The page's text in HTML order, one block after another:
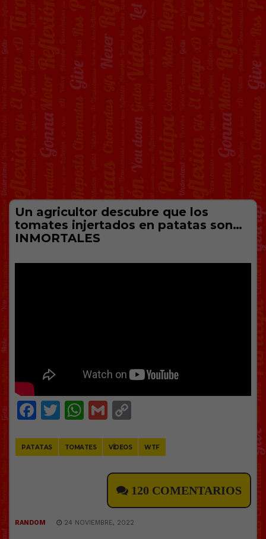
Un agricultor descubre que los
tomates injertados en patatas son…
INMORTALES
Facebook
Twitter
WhatsApp
Gmail
PATATAS TOMATES VÍDEOS WTF
120 COMENTARIOS
RANDOM 24 NOVIEMBRE, 2022